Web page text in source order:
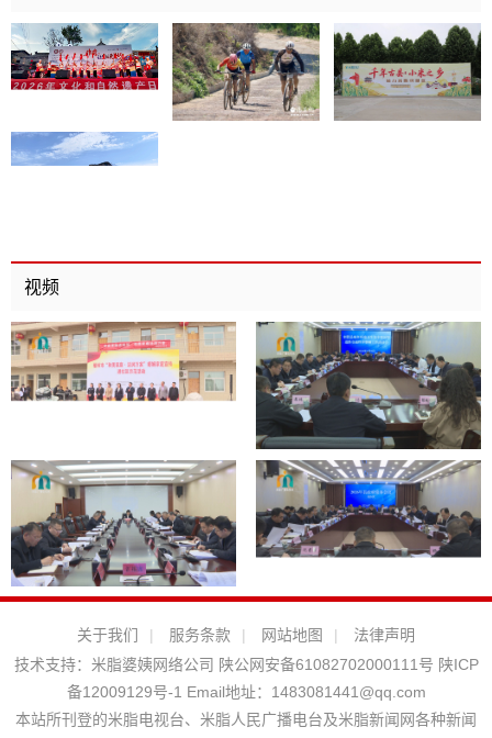
视频
关于我们 | 服务条款 | 网站地图 |
法律声明
技术支持： 米脂婆姨网络公司 陕公网安备61082702000111号 陕ICP
备12009129号-1 Email地址： 1483081441@qq.com
本站所刊登的米脂电视台、米脂人民广播电台及米脂新闻网各种新闻